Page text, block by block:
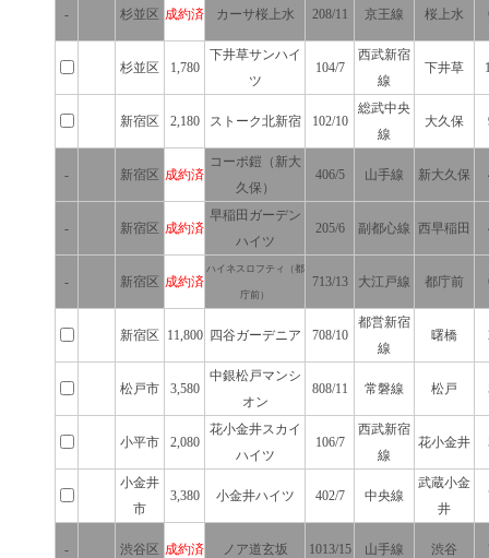
- 杉並区 成約済 カーサ桜上水 208/11 京王線 桜上水
杉並区 1,780
下井草サンハイ
ツ
104/7
西武新宿
線
下井草
新宿区 2,180 ストーク北新宿 102/10
総武中央
線
大久保
- 新宿区 成約済
コーポ鎧（新大
久保）
406/5 山手線 新大久保
- 新宿区 成約済
早稲田ガーデン
ハイツ
205/6 副都心線 西早稲田
- 新宿区 成約済
ハイネスロフティ（都
庁前）
713/13 大江戸線 都庁前
新宿区 11,800 四谷ガーデニア 708/10
都営新宿
線
曙橋
松戸市 3,580
中銀松戸マンシ
オン
808/11 常磐線 松戸
小平市 2,080
花小金井スカイ
ハイツ
106/7
西武新宿
線
花小金井
小金井
市
3,380 小金井ハイツ 402/7 中央線
武蔵小金
井
- 渋谷区 成約済 ノア道玄坂 1013/15 山手線 渋谷